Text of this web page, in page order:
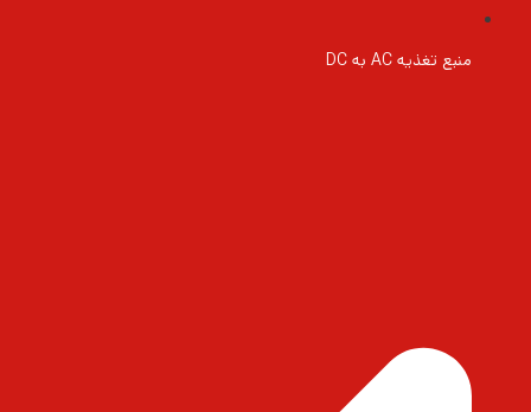
منبع تغذیه AC به DC